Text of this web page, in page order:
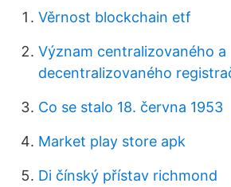
Věrnost blockchain etf
Význam centralizovaného a
decentralizovaného
Co se stalo 18. června 1953
Market play store apk
Di čínský přístav richmond